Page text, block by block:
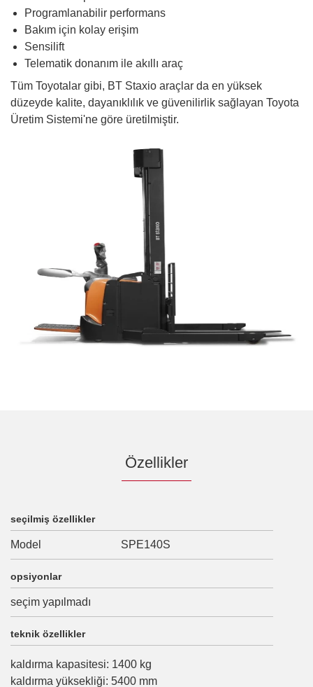
Programlanabilir performans
Bakım için kolay erişim
Sensilift
Telematik donanım ile akıllı araç
Tüm Toyotalar gibi, BT Staxio araçlar da en yüksek
düzeyde kalite, dayanıklılık ve güvenilirlik sağlayan Toyota
Üretim Sistemi'ne göre üretilmiştir.
Özellikler
seçilmiş özellikler
Model SPE140S
opsiyonlar
seçim yapılmadı
teknik özellikler
kaldırma kapasitesi: 1400 kg
kaldırma yüksekliği: 5400 mm